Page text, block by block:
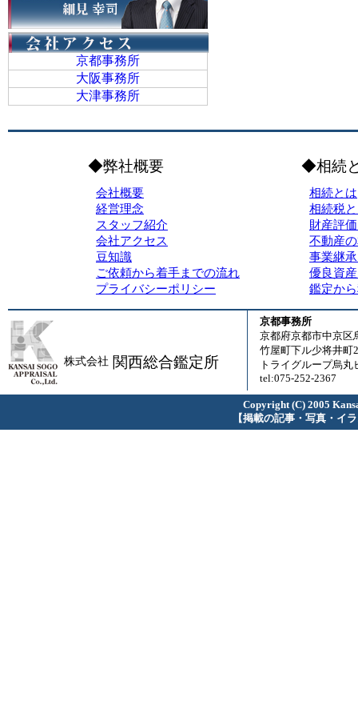
京都事務所
大阪事務所
大津事務所
◆弊社概要
会社概要
経営理念
スタッフ紹介
会社アクセス
豆知識
ご依頼から着手までの流れ
プライバシーポリシー
◆相続
相続とは
相続税
財産評
不動産
事業継
優良資
鑑定か
株式会社 関西総合鑑定所
京都事務所
京都府京都市中京区
竹屋町下ル少将井町
トライグループ烏丸
tel:075-252-2367
Copyright (C) 2005
【掲載の記事・写真・イラ